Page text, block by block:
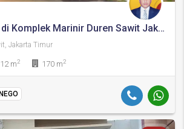
Rumah Nyaman di Komplek Marinir Duren Sawit Jakarta Timur
Jakarta Timur
m2 170 m2